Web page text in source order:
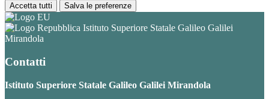
Accetta tutti Salva le preferenze
Istituto Superiore Statale Galileo Galilei
Mirandola
Contatti
Istituto Superiore Statale Galileo Galilei Mirandola